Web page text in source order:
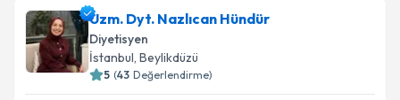
Uzm. Dyt. Nazlıcan Hündür
Diyetisyen
İstanbul , Beylikdüzü
5 (43 Değerlendirme)